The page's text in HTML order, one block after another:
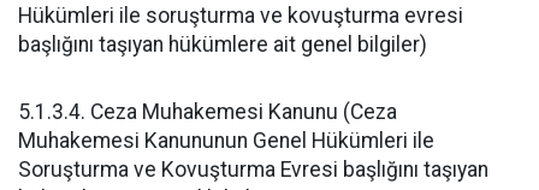
Hükümleri ile soruşturma ve kovuşturma evresi
başlığını taşıyan hükümlere ait genel bilgiler)
5.1.3.4. Ceza Muhakemesi Kanunu (Ceza
Muhakemesi Kanununun Genel Hükümleri ile
Soruşturma ve Kovuşturma Evresi başlığını taşıyan